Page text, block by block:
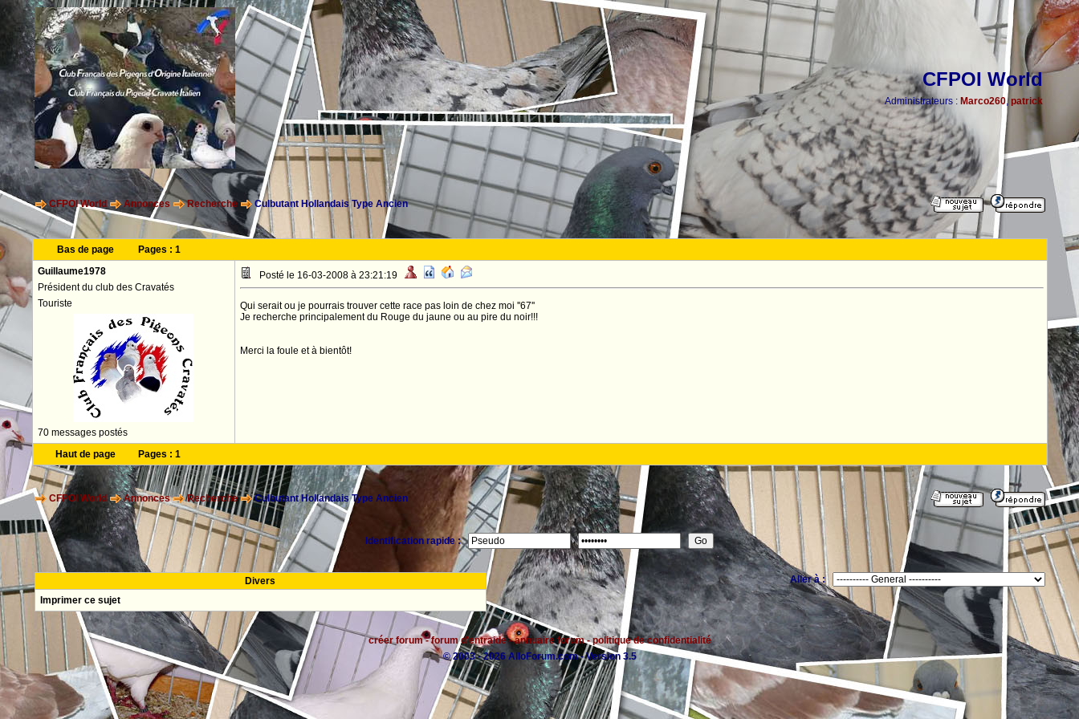
CFPOI World
Administrateurs : Marco260, patrick
CFPOI World Annonces Recherche Culbutant Hollandais Type Ancien
Bas de page Pages : 1
Guillaume1978
Président du club des Cravatés
Touriste
70 messages postés
Posté le 16-03-2008 à 23:21:19
Qui serait ou je pourrais trouver cette race pas loin de chez moi ''67''
Je recherche principalement du Rouge du jaune ou au pire du noir!!!
Merci la foule et à bientôt!
Haut de page Pages : 1
CFPOI World Annonces Recherche Culbutant Hollandais Type Ancien
Identification rapide :
Divers
Imprimer ce sujet
Aller à :
créer forum-forum d'entraide-annuaire forum-politique de confidentialité
© 2003 - 2026 AlloForum.com - Version 3.5